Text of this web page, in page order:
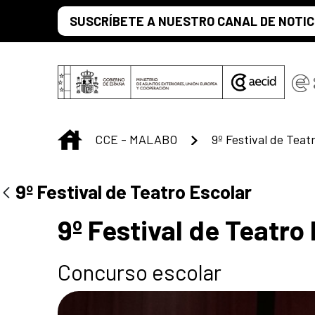
Saltar al contenido principal
SUSCRÍBETE A NUESTRO CANAL DE
INICIO
CCE - MALABO 9º Festival de
Centro Cultural
9º Festival de Teatro Escolar
9º Festival de Teatro
Concurso escolar